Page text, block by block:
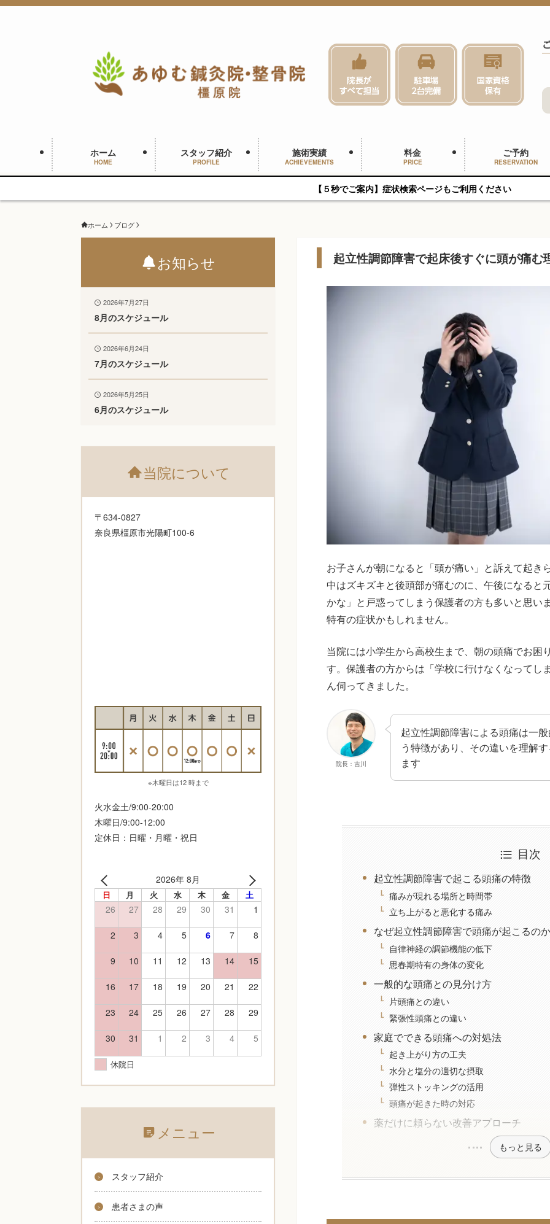
ホーム
HOME
スタッフ紹介
PROFILE
施術実績
ACHIEVEMENTS
料金
PRICE
ご予約
RESERVATION
【５秒でご案内】症状検索ページもご利用ください
ホーム ブログ
起立性調節障害で起床後すぐに頭が痛む
お子さんが朝になると「頭が痛い」と訴えて起き
中はズキズキと後頭部が痛むのに、午後になると
かな」と戸惑ってしまう保護者の方も多いと思い
特有の症状かもしれません。
当院には小学生から高校生まで、朝の頭痛でお困
す。保護者の方からは「学校に行けなくなってし
ん伺ってきました。
院長：吉川
起立性調節障害による頭痛は一
う特徴があり、その違いを理解
ます
目次
起立性調節障害で起こる頭痛の特徴
痛みが現れる場所と時間帯
立ち上がると悪化する痛み
なぜ起立性調節障害で頭痛が起こるの
自律神経の調節機能の低下
思春期特有の身体の変化
一般的な頭痛との見分け方
片頭痛との違い
緊張性頭痛との違い
家庭でできる頭痛への対処法
起き上がり方の工夫
水分と塩分の適切な摂取
弾性ストッキングの活用
頭痛が起きた時の対応
薬だけに頼らない改善アプローチ
もっと見る
お知らせ
2026年7月27日
8月のスケジュール
2026年6月24日
7月のスケジュール
2026年5月25日
6月のスケジュール
当院について
〒634-0827
奈良県橿原市光陽町100-6
※木曜日は12 時まで
火水金土/9:00-20:00
木曜日/9:00-12:00
定休日：日曜・月曜・祝日
2026年 8月
日 月 火 水 木 金 土
26 27 28 29 30 31 1
2 3 4 5 6 7 8
9 10 11 12 13 14 15
16 17 18 19 20 21 22
23 24 25 26 27 28 29
30 31 1 2 3 4 5
休院日
メニュー
スタッフ紹介
患者さまの声